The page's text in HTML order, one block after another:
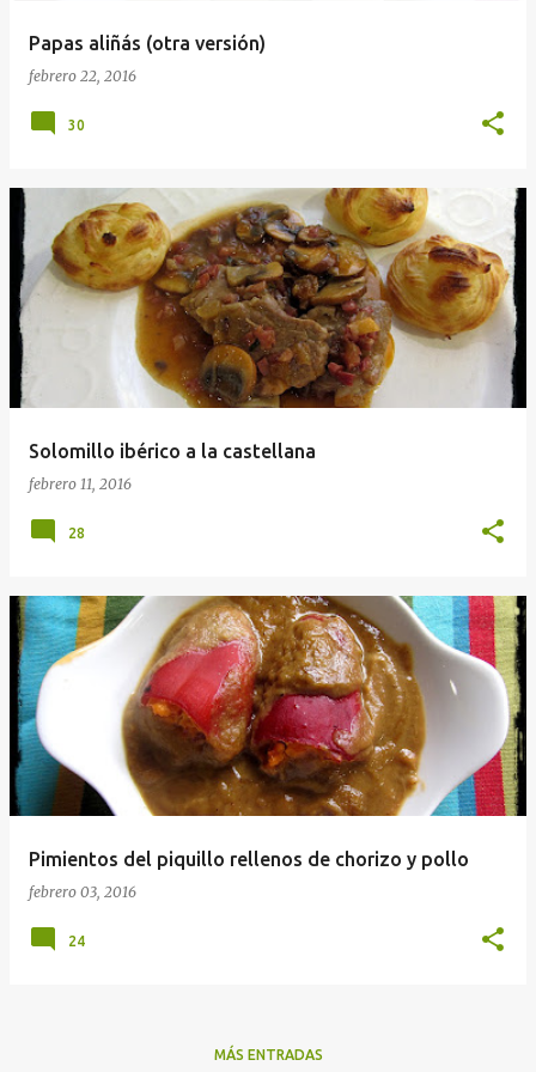
Papas aliñás (otra versión)
febrero 22, 2016
30
Solomillo ibérico a la castellana
febrero 11, 2016
28
Pimientos del piquillo rellenos de chorizo y pollo
febrero 03, 2016
24
MÁS ENTRADAS